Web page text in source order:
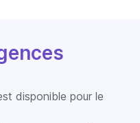
disponible pour le